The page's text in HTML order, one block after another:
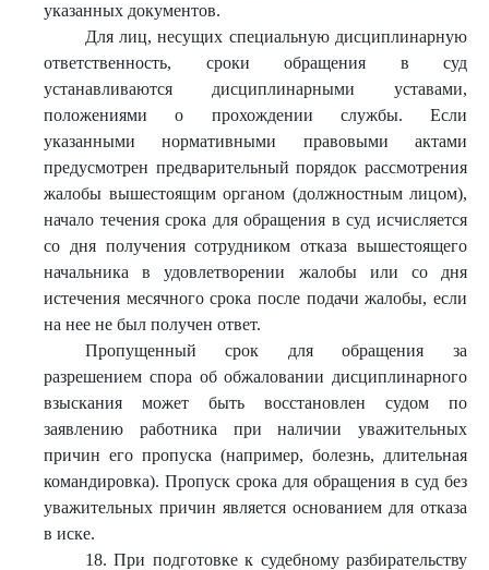
указанных документов.
Для лиц, несущих специальную дисциплинарную
ответственность, сроки обращения в суд
устанавливаются дисциплинарными уставами,
положениями о прохождении службы. Если
указанными нормативными правовыми актами
предусмотрен предварительный порядок рассмотрения
жалобы вышестоящим органом (должностным лицом),
начало течения срока для обращения в суд исчисляется
со дня получения сотрудником отказа вышестоящего
начальника в удовлетворении жалобы или со дня
истечения месячного срока после подачи жалобы, если
на нее не был получен ответ.
Пропущенный срок для обращения за
разрешением спора об обжаловании дисциплинарного
взыскания может быть восстановлен судом по
заявлению работника при наличии уважительных
причин его пропуска (например, болезнь, длительная
командировка). Пропуск срока для обращения в суд без
уважительных причин является основанием для отказа
в иске.
18. При подготовке к судебному разбирательству